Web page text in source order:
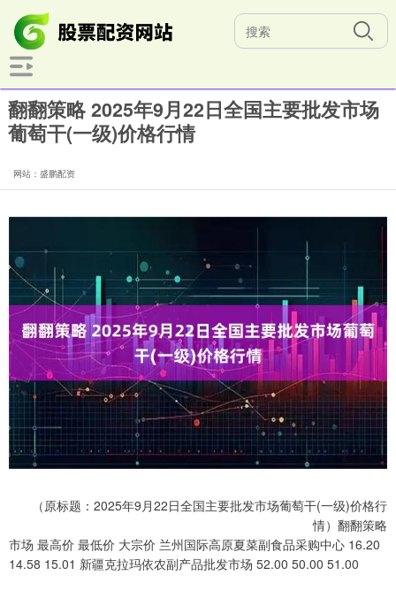
翻翻策略 2025年9月22日全国主要批发市场
葡萄干(一级)价格行情
网站：盛鹏配资
（原标题：2025年9月22日全国主要批发市场葡萄干(一级)价格行
情）翻翻策略
市场 最高价 最低价 大宗价 兰州国际高原夏菜副食品采购中心 16.20
14.58 15.01 新疆克拉玛依农副产品批发市场 52.00 50.00 51.00